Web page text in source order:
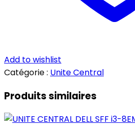
Add to wishlist
Catégorie : Unite Central
Produits similaires